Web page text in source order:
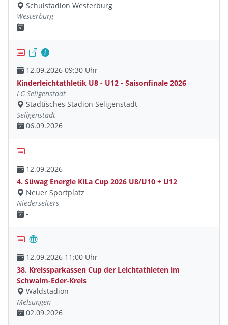
Schulstadion Westerburg
Westerburg
-
12.09.2026 09:30 Uhr
Kinderleichtathletik U8 - U12 - Saisonfinale 2026
LG Seligenstadt
Städtisches Stadion Seligenstadt
Seligenstadt
06.09.2026
12.09.2026
4. Süwag Energie KiLa Cup 2026 U8/U10 + U12
Neuer Sportplatz
Niederselters
-
12.09.2026 11:00 Uhr
38. Kreissparkassen Cup der Leichtathleten im
Schwalm-Eder-Kreis
Waldstadion
Melsungen
02.09.2026